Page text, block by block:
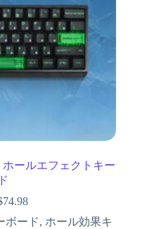
ールエフェクトキー
74.98
ボード, ホール効果キ